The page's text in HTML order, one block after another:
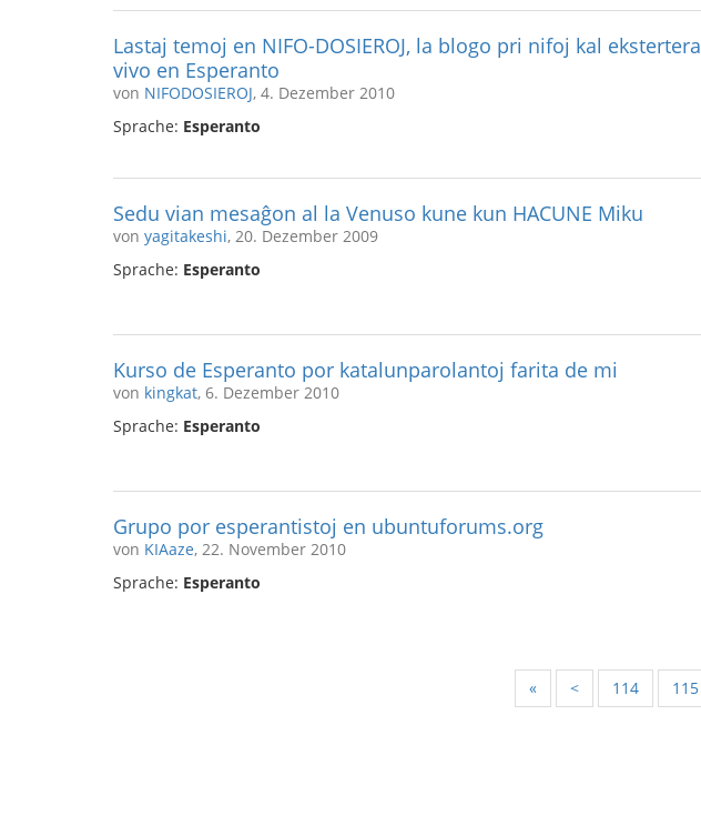
Lastaj temoj en NIFO-DOSIEROJ, la blogo pri nifoj kal ekstertera
vivo en Esperanto
von NIFODOSIEROJ, 4. Dezember 2010
Sprache: Esperanto
Sedu vian mesaĝon al la Venuso kune kun HACUNE Miku
von yagitakeshi, 20. Dezember 2009
Sprache: Esperanto
Kurso de Esperanto por katalunparolantoj farita de mi
von kingkat, 6. Dezember 2010
Sprache: Esperanto
Grupo por esperantistoj en ubuntuforums.org
von KIAaze, 22. November 2010
Sprache: Esperanto
« < 114 115